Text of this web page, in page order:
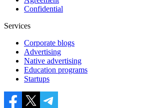
Confidential
Services
Corporate blogs
Advertising
Native advertising
Education programs
Startups